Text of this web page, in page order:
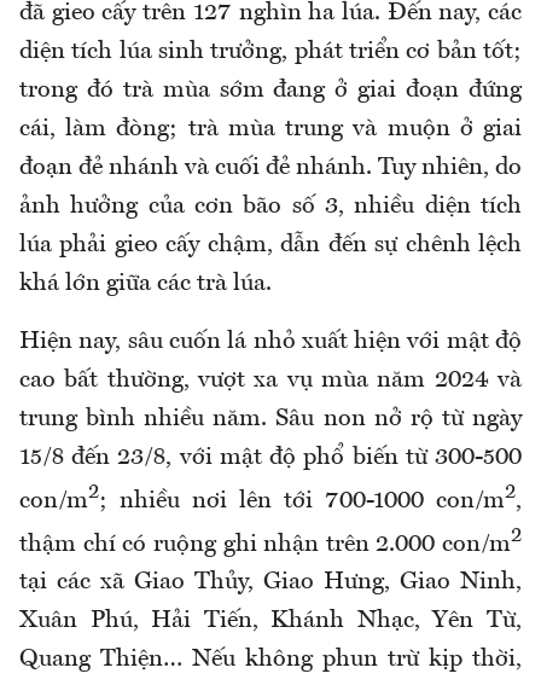
đã gieo cấy trên 127 nghìn ha lúa. Đến nay, các
diện tích lúa sinh trưởng, phát triển cơ bản tốt;
trong đó trà mùa sớm đang ở giai đoạn đứng
cái, làm đòng; trà mùa trung và muộn ở giai
đoạn đẻ nhánh và cuối đẻ nhánh. Tuy nhiên, do
ảnh hưởng của cơn bão số 3, nhiều diện tích
lúa phải gieo cấy chậm, dẫn đến sự chênh lệch
khá lớn giữa các trà lúa.
Hiện nay, sâu cuốn lá nhỏ xuất hiện với mật độ
cao bất thường, vượt xa vụ mùa năm 2024 và
trung bình nhiều năm. Sâu non nở rộ từ ngày
15/8 đến 23/8, với mật độ phổ biến từ 300-500
con/m2; nhiều nơi lên tới 700-1000 con/m2,
thậm chí có ruộng ghi nhận trên 2.000 con/m2
tại các xã Giao Thủy, Giao Hưng, Giao Ninh,
Xuân Phú, Hải Tiến, Khánh Nhạc, Yên Từ,
Quang Thiện… Nếu không phun trừ kịp thời,